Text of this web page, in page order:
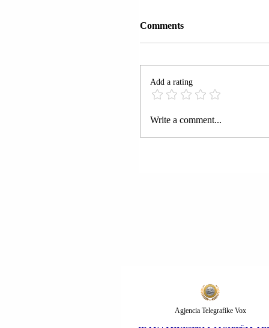
MILIARDIERI ILLN
Comments
Add a rating
Write a comment...
Agjencia Telegrafike Vox